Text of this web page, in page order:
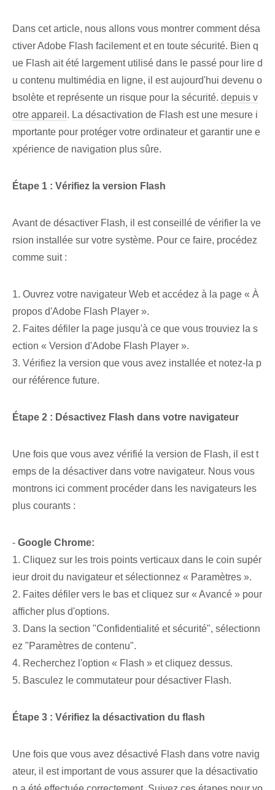
Dans cet article, nous allons vous montrer comment désa
ctiver Adobe Flash facilement et en toute sécurité. Bien q
ue Flash ait été largement utilisé dans le passé pour lire d
u contenu multimédia en ligne, il est aujourd'hui devenu o
bsolète et représente un risque pour la sécurité. depuis v
otre appareil . La désactivation de Flash est une mesure i
mportante pour protéger votre ordinateur et garantir une e
xpérience de navigation plus sûre.
Étape 1 : Vérifiez la version Flash
Avant de désactiver Flash, il est conseillé de vérifier la ve
rsion installée sur votre système. Pour ce faire, procédez
comme suit :
1. Ouvrez votre navigateur Web et accédez à la page « À
propos d'Adobe Flash Player ».
2. Faites défiler la page jusqu'à ce que vous trouviez la s
ection « Version d'Adobe Flash Player ».
3. Vérifiez la version que vous avez installée et notez-la p
our référence future.
Étape 2 : Désactivez Flash dans votre navigateur
Une fois que vous avez vérifié la version de Flash, il est t
emps de la désactiver dans votre navigateur. Nous vous
montrons ici comment procéder dans les navigateurs les
plus courants :
- Google Chrome:
1. Cliquez sur les trois points verticaux dans le coin supér
ieur droit du navigateur et sélectionnez « Paramètres ».
2. Faites défiler vers le bas et cliquez sur « Avancé » pour
afficher plus d'options.
3. Dans la section "Confidentialité et sécurité", sélectionn
ez "Paramètres de contenu".
4. Recherchez l'option « Flash » et cliquez dessus.
5. Basculez le commutateur pour désactiver Flash.
Étape 3 : Vérifiez la désactivation du flash
Une fois que vous avez désactivé Flash dans votre navig
ateur, il est important de vous assurer que la désactivatio